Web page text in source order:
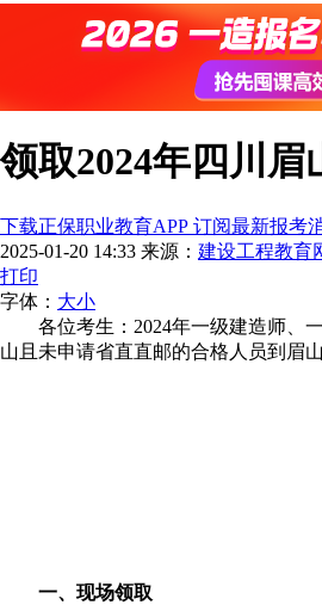
领取2024年四川
下载正保职业教育APP 订阅最新报考
2025-01-20 14:33 来源： 建设工程教育
打印
字体： 大小
各位考生：2024年一级建造师、一
山且未申请省直直邮的合格人员到眉
一、现场领取